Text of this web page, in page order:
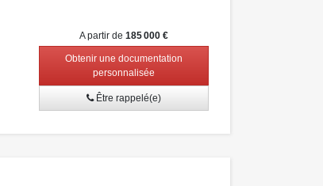
A partir de185 000 €
Obtenir une documentation
personnalisée
Être rappelé(e)